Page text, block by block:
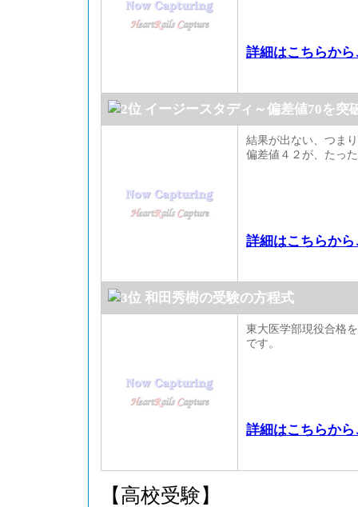
詳細はこちらか
イージースタディ～偏差値70を突
結果が出ない、つま
偏差値４２が、たっ
詳細はこちらか
和田秀樹の受験の方程式
東大医学部現役合格
です。
詳細はこちらか
【高校受験】